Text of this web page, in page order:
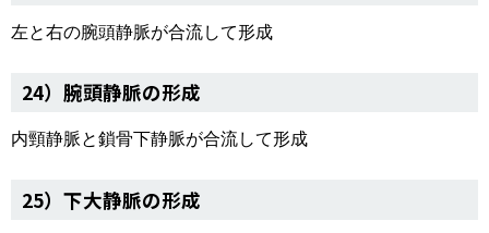
左と右の腕頭静脈が合流して形成
24）腕頭静脈の形成
内頸静脈と鎖骨下静脈が合流して形成
25）下大静脈の形成